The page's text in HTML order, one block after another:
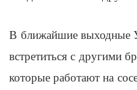
В ближайшие выходные
встретиться с другими
которые работают на